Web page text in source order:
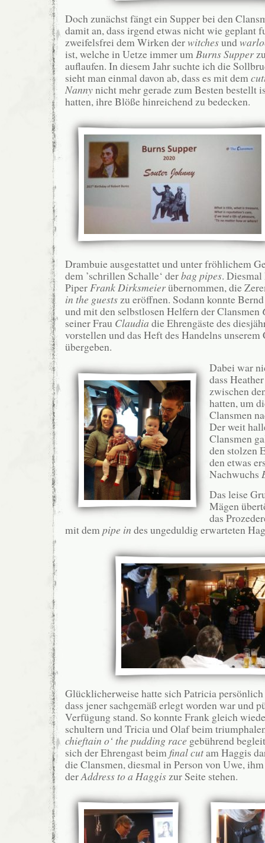
Doch zunächst fängt ein Supper bei den
damit an, dass irgend etwas nicht wie geplant
zweifelsfrei dem Wirken derwitchesund
ist, welche in Uetze immer umBurns Supper
auflaufen. In diesem Jahr suchte ich die
sieht man einmal davon ab, dass es mit dem
Nannynicht mehr gerade zum Besten bestellt
hatten, ihre Blöße hinreichend zu bedecken.
Drambuie ausgestattet und unter fröhlichem
dem ’schrillen Schalle‘ derbag pipes. Diesmal
PiperFrank Dirksmeierübernommen, die
in the guestszu eröffnen. Sodann konnte
und mit den selbstlosen Helfern der Clansmen
seiner Frau Claudia die Ehrengäste des
vorstellen und das Heft des Handelns
übergeben.
Dabei war
dass
zwischen
hatten, um
Clansmen
Der weit
Clansmen
den stolzen
den etwas
Nachwuchs
Das leise
Mägen
das
mit dempipe in des ungeduldig erwarteten
Glücklicherweise hatte sich Patricia
dass jener sachgemäß erlegt worden war und
Verfügung stand. So konnte Frank gleich
schultern und Tricia und Olaf beim
chieftain o‘ the pudding race gebührend
sich der Ehrengast beim final cutam Haggis
die Clansmen, diesmal in Person von Uwe,
derAddress to a Haggis zur Seite stehen.